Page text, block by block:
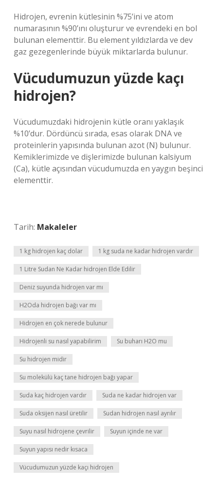
Hidrojen, evrenin kütlesinin %75’ini ve atom
numarasının %90’ını oluşturur ve evrendeki en bol
bulunan elementtir. Bu element yıldızlarda ve dev
gaz gezegenlerinde büyük miktarlarda bulunur.
Vücudumuzun yüzde kaçı
hidrojen?
Vücudumuzdaki hidrojenin kütle oranı yaklaşık
%10’dur. Dördüncü sırada, esas olarak DNA ve
proteinlerin yapısında bulunan azot (N) bulunur.
Kemiklerimizde ve dişlerimizde bulunan kalsiyum
(Ca), kütle açısından vücudumuzda en yaygın beşinci
elementtir.
Tarih: Makaleler
1 kg hidrojen kaç dolar 1 kg suda ne kadar hidrojen vardır
1 Litre Sudan Ne Kadar hidrojen Elde Edilir
Deniz suyunda hidrojen var mı
H2Oda hidrojen bağı var mı
Hidrojen en çok nerede bulunur
Hidrojenli su nasıl yapabilirim Su buharı H2O mu
Su hidrojen midir
Su molekülü kaç tane hidrojen bağı yapar
Suda kaç hidrojen vardır Suda ne kadar hidrojen var
Suda oksijen nasıl üretilir Sudan hidrojen nasıl ayrılır
Suyu nasıl hidrojene çevrilir Suyun içinde ne var
Suyun yapısı nedir kısaca
Vücudumuzun yüzde kaçı hidrojen